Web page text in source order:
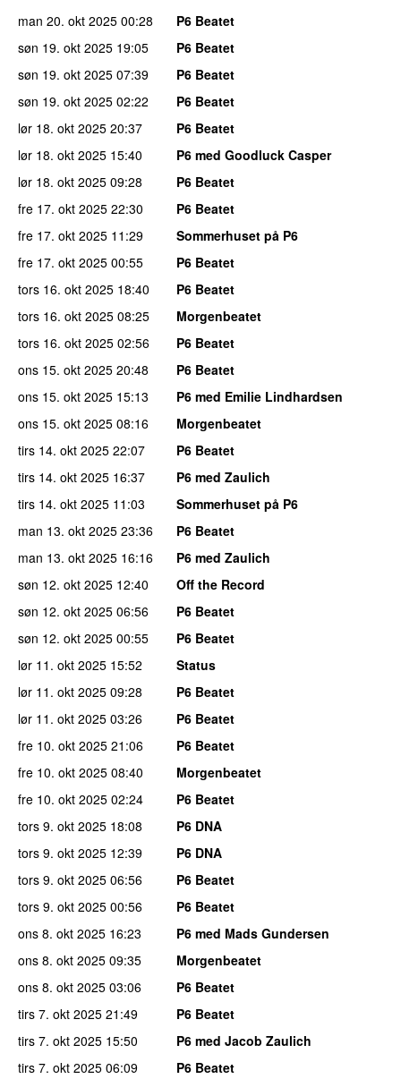
man 20. okt 2025 00:28
P6 Beatet
søn 19. okt 2025 19:05
P6 Beatet
søn 19. okt 2025 07:39
P6 Beatet
søn 19. okt 2025 02:22
P6 Beatet
lør 18. okt 2025 20:37
P6 Beatet
lør 18. okt 2025 15:40
P6 med Goodluck Casper
lør 18. okt 2025 09:28
P6 Beatet
fre 17. okt 2025 22:30
P6 Beatet
fre 17. okt 2025 11:29
Sommerhuset på P6
fre 17. okt 2025 00:55
P6 Beatet
tors 16. okt 2025 18:40
P6 Beatet
tors 16. okt 2025 08:25
Morgenbeatet
tors 16. okt 2025 02:56
P6 Beatet
ons 15. okt 2025 20:48
P6 Beatet
ons 15. okt 2025 15:13
P6 med Emilie Lindhardsen
ons 15. okt 2025 08:16
Morgenbeatet
tirs 14. okt 2025 22:07
P6 Beatet
tirs 14. okt 2025 16:37
P6 med Zaulich
tirs 14. okt 2025 11:03
Sommerhuset på P6
man 13. okt 2025 23:36
P6 Beatet
man 13. okt 2025 16:16
P6 med Zaulich
søn 12. okt 2025 12:40
Off the Record
søn 12. okt 2025 06:56
P6 Beatet
søn 12. okt 2025 00:55
P6 Beatet
lør 11. okt 2025 15:52
Status
lør 11. okt 2025 09:28
P6 Beatet
lør 11. okt 2025 03:26
P6 Beatet
fre 10. okt 2025 21:06
P6 Beatet
fre 10. okt 2025 08:40
Morgenbeatet
fre 10. okt 2025 02:24
P6 Beatet
tors 9. okt 2025 18:08
P6 DNA
tors 9. okt 2025 12:39
P6 DNA
tors 9. okt 2025 06:56
P6 Beatet
tors 9. okt 2025 00:56
P6 Beatet
ons 8. okt 2025 16:23
P6 med Mads Gundersen
ons 8. okt 2025 09:35
Morgenbeatet
ons 8. okt 2025 03:06
P6 Beatet
tirs 7. okt 2025 21:49
P6 Beatet
tirs 7. okt 2025 15:50
P6 med Jacob Zaulich
tirs 7. okt 2025 06:09
P6 Beatet